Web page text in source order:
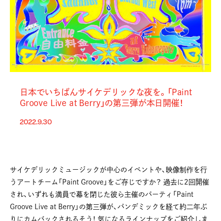
日本でいちばんサイケデリックな夜を。「Paint
Groove Live at Berry」の第三弾が本日開催！
2022.9.30
サイケデリックミュージックが中心のイベントや、映像制作を行
うアートチーム「Paint Groove」をご存じですか？ 過去に2回開催
され、いずれも満員で幕を閉じた彼ら主催のパーティ「Paint
Groove Live at Berry」の第三弾が、パンデミックを経て約二年ぶ
りにカムバックされるそう！ 気になるラインナップをご紹介しま